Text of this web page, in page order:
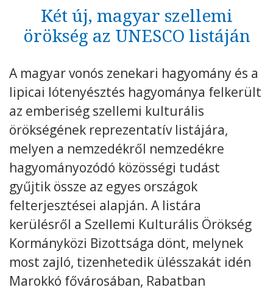
TÉMÁK
DOKUMENTUMTÁR
KAPCSOLAT
Kövess minket unescohungary
Adatkezelési tájékoztató Impresszum
Technikai információk
Két új, magyar szellemi
örökség az UNESCO listáján
A magyar vonós zenekari hagyomány és a
lipicai lótenyésztés hagyománya felkerült
az emberiség szellemi kulturális
örökségének reprezentatív listájára,
melyen a nemzedékről nemzedékre
hagyományozódó közösségi tudást
gyűjtik össze az egyes országok
felterjesztései alapján. A listára
kerülésről a Szellemi Kulturális Örökség
Kormányközi Bizottsága dönt, melynek
most zajló, tizenhetedik ülésszakát idén
Marokkó fővárosában, Rabatban